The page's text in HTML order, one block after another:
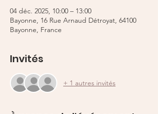
04 déc. 2025, 10:00 – 13:00
Bayonne, 16 Rue Arnaud Détroyat, 64100
Bayonne, France
Invités
+ 1 autres invités